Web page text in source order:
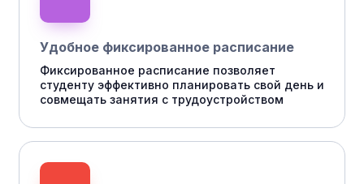
Удобное фиксированное расписание
Фиксированное расписание позволяет
студенту эффективно планировать свой день и
совмещать занятия с трудоустройством